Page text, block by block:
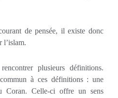
de pensée, il existe donc
l’islam.
plusieurs définitions.
à ces définitions : une
Coran. Celle-ci offre un sens